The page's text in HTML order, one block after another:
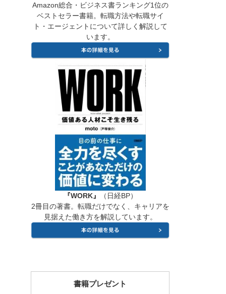
Amazon総合・ビジネス書ランキング1位の
ベストセラー書籍。転職方法や転職サイ
ト・エージェントについて詳しく解説して
います。
『WORK』
（日経BP）
2冊目の著書。転職だけでなく、キャリアを
見据えた働き方を解説しています。
書籍プレゼント